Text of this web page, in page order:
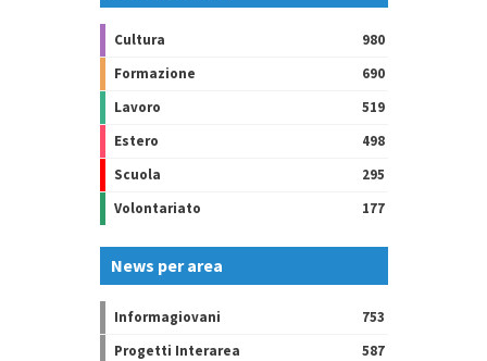
Cultura
980
Formazione
690
Lavoro
519
Estero
498
Scuola
295
Volontariato
177
News per area
Informagiovani
753
Progetti Interarea
587